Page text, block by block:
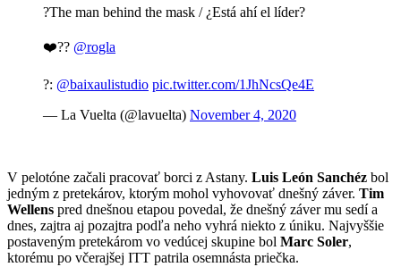
?The man behind the mask / ¿Está ahí el líder?
❤️?? @rogla
?: @baixaulistudio pic.twitter.com/1JhNcsQe4E
— La Vuelta (@lavuelta) November 4, 2020
V pelotóne začali pracovať borci z Astany. Luis León Sanchéz bol
jedným z pretekárov, ktorým mohol vyhovovať dnešný záver. Tim
Wellens pred dnešnou etapou povedal, že dnešný záver mu sedí a
dnes, zajtra aj pozajtra podľa neho vyhrá niekto z úniku. Najvyššie
postaveným pretekárom vo vedúcej skupine bol Marc Soler,
ktorému po včerajšej ITT patrila osemnásta priečka.